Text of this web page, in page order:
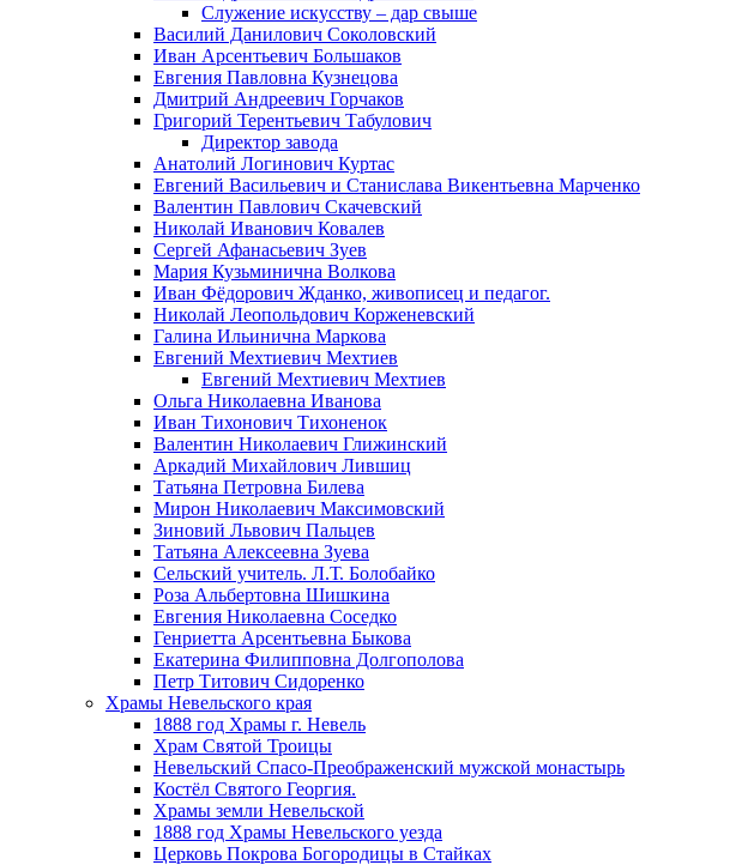
Служение искусству – дар свыше
Василий Данилович Соколовский
Иван Арсентьевич Большаков
Евгения Павловна Кузнецова
Дмитрий Андреевич Горчаков
Григорий Терентьевич Табулович
Директор завода
Анатолий Логинович Куртас
Евгений Васильевич и Станислава Викентьевна Марченко
Валентин Павлович Скачевский
Николай Иванович Ковалев
Сергей Афанасьевич Зуев
Мария Кузьминична Волкова
Иван Фёдорович Жданко, живописец и педагог.
Николай Леопольдович Корженевский
Галина Ильинична Маркова
Евгений Мехтиевич Мехтиев
Евгений Мехтиевич Мехтиев
Ольга Николаевна Иванова
Иван Тихонович Тихоненок
Валентин Николаевич Глижинский
Аркадий Михайлович Лившиц
Татьяна Петровна Билева
Мирон Николаевич Максимовский
Зиновий Львович Пальцев
Татьяна Алексеевна Зуева
Сельский учитель. Л.Т. Болобайко
Роза Альбертовна Шишкина
Евгения Николаевна Соседко
Генриетта Арсентьевна Быкова
Екатерина Филипповна Долгополова
Петр Титович Сидоренко
Храмы Невельского края
1888 год Храмы г. Невель
Храм Святой Троицы
Невельский Спасо-Преображенский мужской монастырь
Костёл Святого Георгия.
Храмы земли Невельской
1888 год Храмы Невельского уезда
Церковь Покрова Богородицы в Стайках